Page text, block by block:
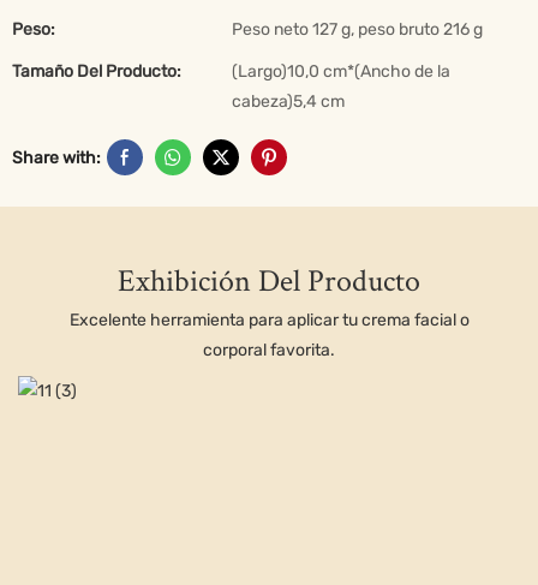
Peso: Peso neto 127 g, peso bruto 216 g
Tamaño Del Producto:
(Largo)10,0 cm*(Ancho de la
cabeza)5,4 cm
Share with:
Exhibición Del Producto
Excelente herramienta para aplicar tu crema facial o
corporal favorita.